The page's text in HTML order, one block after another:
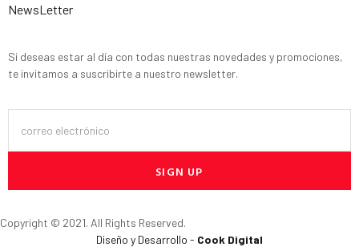
NewsLetter
Si deseas estar al día con todas nuestras novedades y promociones,
te invitamos a suscribirte a nuestro newsletter.
SIGN UP
Copyright © 2021. All Rights Reserved.
Diseño y Desarrollo - Cook Digital